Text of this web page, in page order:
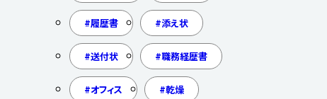
履歴書 添え状
送付状 職務経歴書
オフィス 乾燥